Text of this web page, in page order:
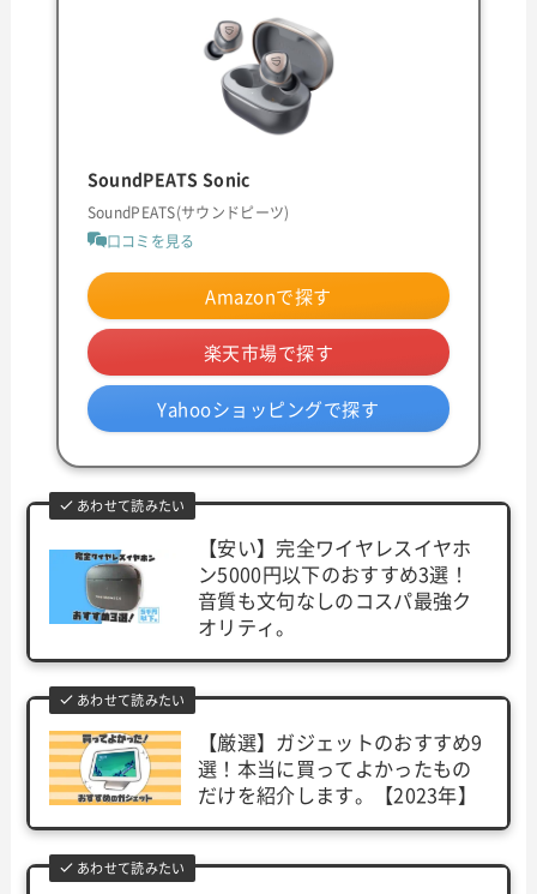
SoundPEATS Sonic
SoundPEATS(サウンドピーツ)
口コミを見る
Amazonで探す
楽天市場で探す
Yahooショッピングで探す
あわせて読みたい
【安い】完全ワイヤレスイヤホ
ン5000円以下のおすすめ3選！
音質も文句なしのコスパ最強ク
オリティ。
あわせて読みたい
【厳選】ガジェットのおすすめ9
選！本当に買ってよかったもの
だけを紹介します。【2023年】
あわせて読みたい